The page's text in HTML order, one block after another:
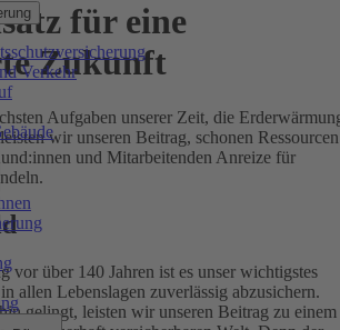
Verkehr
für eine
Zukunft
Aufgaben unserer Zeit, die
wir unseren Beitrag, schonen Ressourcen
und Mitarbeitenden Anreize für
vor über 140 Jahren ist es unser wichtigstes
allen Lebenslagen zuverlässig abzusichern.
gelingt, leisten wir unseren Beitrag zu einem